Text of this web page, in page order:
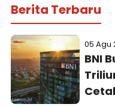
Berita Terbaru
05 Agu
BNI